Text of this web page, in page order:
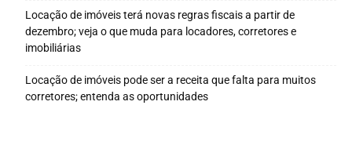
Locação de imóveis terá novas regras fiscais a partir de
dezembro; veja o que muda para locadores, corretores e
imobiliárias
Locação de imóveis pode ser a receita que falta para muitos
corretores; entenda as oportunidades